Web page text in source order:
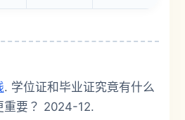
. 学位证和毕业证究竟有什么
重要？ 2024-12.